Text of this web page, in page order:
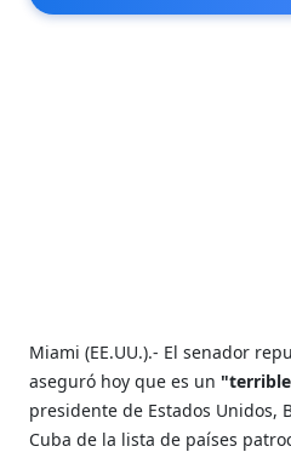
Miami (EE.UU.).- El senador
aseguró hoy que es un
presidente de Estados Unidos,
Cuba de la lista de países